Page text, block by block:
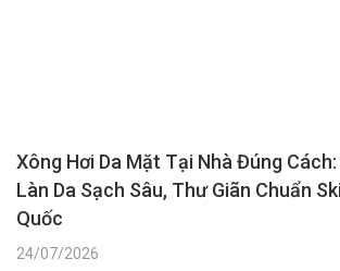
Xông Hơi Da Mặt Tại Nhà Đúng
Làn Da Sạch Sâu, Thư Giãn Chuẩn
Quốc
24/07/2026